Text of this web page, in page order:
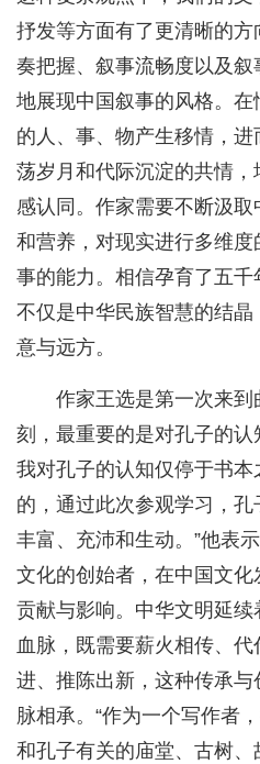
抒发等方面有了更清晰的
奏把握、叙事流畅度以及
地展现中国叙事的风格。
的人、事、物产生移情，
荡岁月和代际沉淀的共情
感认同。作家需要不断汲
和营养，对现实进行多维
事的能力。相信孕育了五千
不仅是中华民族智慧的结
意与远方。
作家王选是第一次来
刻，最重要的是对孔子的认
我对孔子的认知仅停于书
的，通过此次参观学习，
丰富、充沛和生动。”他表
文化的创始者，在中国文
贡献与影响。中华文明延
血脉，既需要薪火相传、
进、推陈出新，这种传承
脉相承。“作为一个写作者
和孔子有关的庙堂、古树